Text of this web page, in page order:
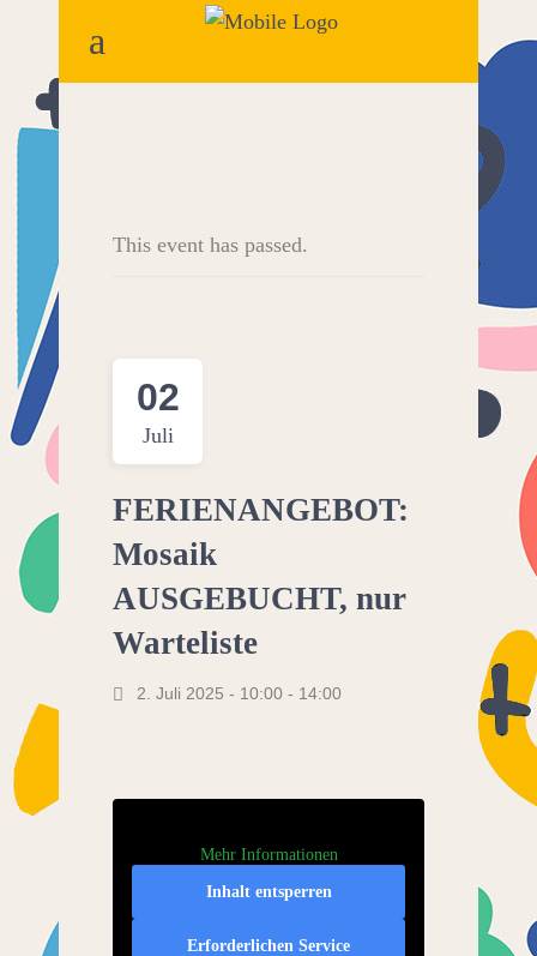
This event has passed.
02
Juli
FERIENANGEBOT:
Mosaik
AUSGEBUCHT, nur
Warteliste
2. Juli 2025 - 10:00 - 14:00
Mehr Informationen
Inhalt entsperren
Erforderlichen Service